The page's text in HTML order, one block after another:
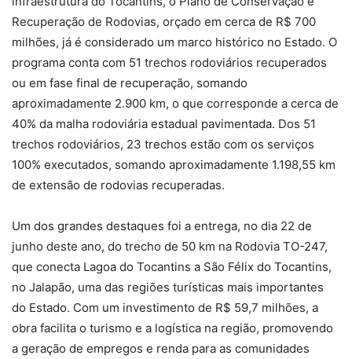
Recuperação de Rodovias, orçado em cerca de R$ 700
milhões, já é considerado um marco histórico no Estado. O
programa conta com 51 trechos rodoviários recuperados
ou em fase final de recuperação, somando
aproximadamente 2.900 km, o que corresponde a cerca de
40% da malha rodoviária estadual pavimentada. Dos 51
trechos rodoviários, 23 trechos estão com os serviços
100% executados, somando aproximadamente 1.198,55 km
de extensão de rodovias recuperadas.
Um dos grandes destaques foi a entrega, no dia 22 de
junho deste ano, do trecho de 50 km na Rodovia TO-247,
que conecta Lagoa do Tocantins a São Félix do Tocantins,
no Jalapão, uma das regiões turísticas mais importantes
do Estado. Com um investimento de R$ 59,7 milhões, a
obra facilita o turismo e a logística na região, promovendo
a geração de empregos e renda para as comunidades